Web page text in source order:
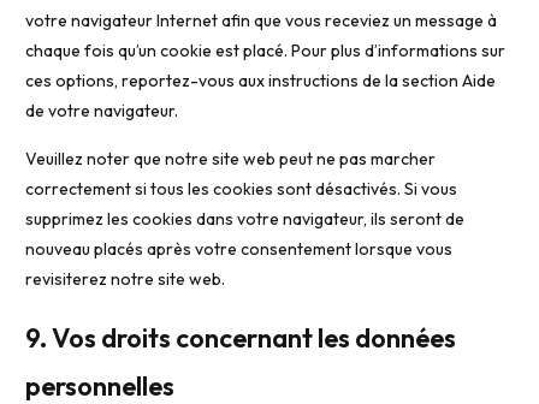
votre navigateur Internet afin que vous receviez un message à
chaque fois qu’un cookie est placé. Pour plus d’informations sur
ces options, reportez-vous aux instructions de la section Aide
de votre navigateur.
Veuillez noter que notre site web peut ne pas marcher
correctement si tous les cookies sont désactivés. Si vous
supprimez les cookies dans votre navigateur, ils seront de
nouveau placés après votre consentement lorsque vous
revisiterez notre site web.
9. Vos droits concernant les données
personnelles